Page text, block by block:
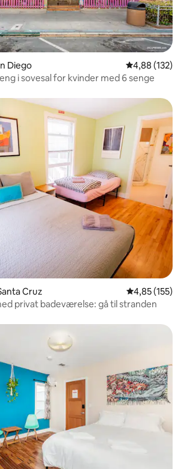
Diego 4,88 ud af 5 i
4,88 (132)
i sovesal for kvinder med 6 senge
Cruz 4,85 ud af 5 i
4,85 (155)
privat badeværelse: gå til stranden